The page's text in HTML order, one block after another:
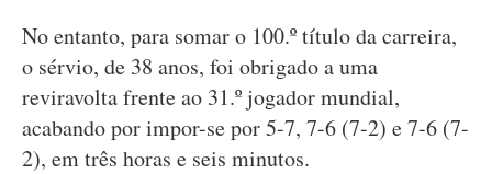
No entanto, para somar o 100.º título da carreira,
o sérvio, de 38 anos, foi obrigado a uma
reviravolta frente ao 31.º jogador mundial,
acabando por impor-se por 5-7, 7-6 (7-2) e 7-6 (7-
2), em três horas e seis minutos.